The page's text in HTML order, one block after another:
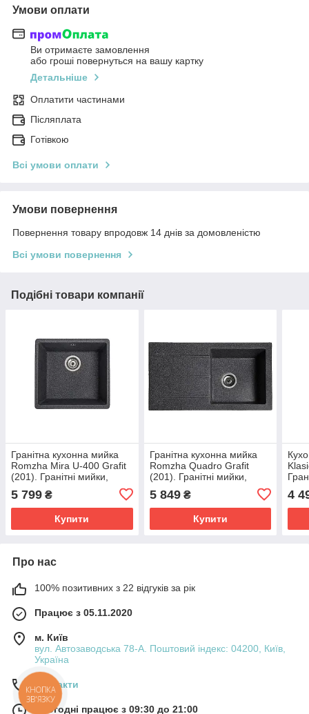
Умови оплати
Ви отримаєте замовлення
або гроші повернуться на вашу картку
Детальніше
Оплатити частинами
Післяплата
Готівкою
Всі умови оплати
Умови повернення
Повернення товару впродовж 14 днів за домовленістю
Всі умови повернення
Подібні товари компанії
Гранітна кухонна мийка
Romzha Mira U-400 Grafit
(201). Гранітні мийки,
мийки на кухню, раковина
на кухню
5 799 ₴
Купити
Гранітна кухонна мийка
Romzha Quadro Grafit
(201). Гранітні мийки,
мийки на кухню, раковина
на кухню
5 849₴
Купити
4
Про нас
100% позитивних з 22 відгуків за рік
Працює з 05.11.2020
м. Київ
вул. Автозаводська 78-А. Поштовий індекс: 04200, Київ,
Україна
Контакти
Сьогодні працює з 09:30 до 21:00
КНОПКА
ЗВ'ЯЗКУ